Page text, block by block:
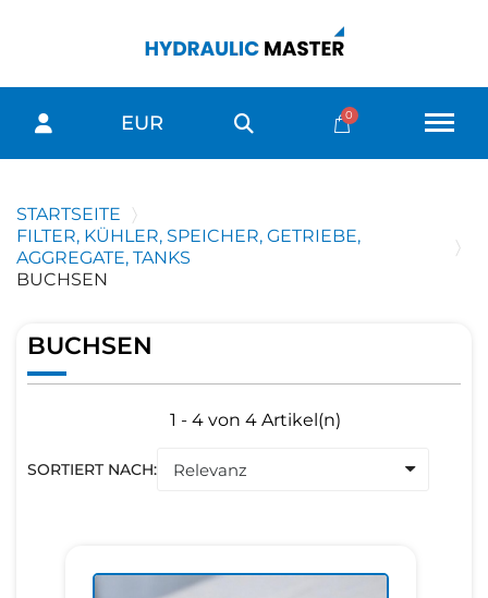
EUR
STARTSEITE
FILTER, KÜHLER, SPEICHER, GETRIEBE,
AGGREGATE, TANKS
BUCHSEN
BUCHSEN
1 - 4 von 4 Artikel(n)
SORTIERT NACH: